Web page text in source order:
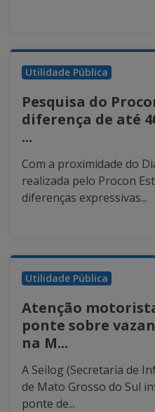
Utilidade Pública
Pesquisa do
diferença de até
...
Com a proximidade do
realizada pelo Procon
diferenças expressivas...
Utilidade Pública
Atenção
ponte sobre
na M...
A Seilog (Secretaria de
de Mato Grosso do Sul
ponte de...